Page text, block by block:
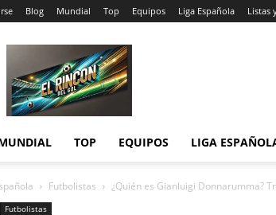
Blog Mundial Top Equipos Liga Española Listas
Rincón
del
Gol
TOP EQUIPOS LIGA
Futbolistas ¿Quién es Gianluigi Donnarumma?
Futbolistas